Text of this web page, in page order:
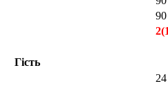
90
Гість
24